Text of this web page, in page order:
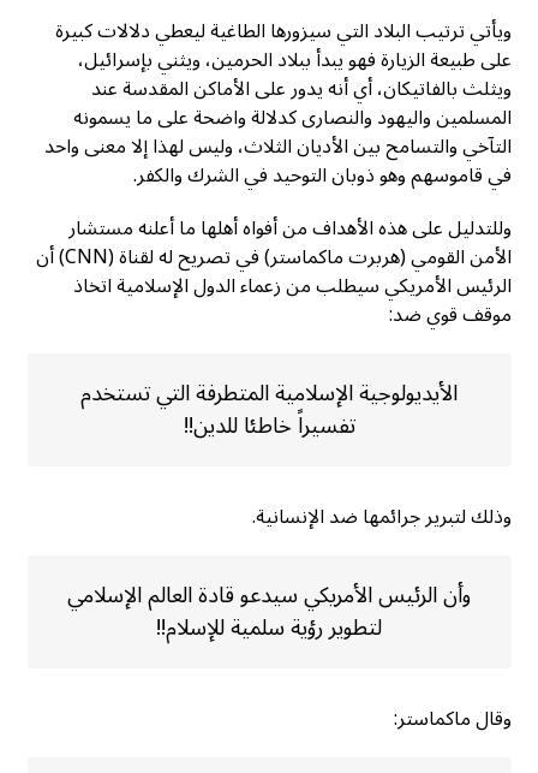
ويأتي ترتيب البلاد التي سيزورها الطاغية ليعطي دلالات كبيرة
على طبيعة الزيارة فهو يبدأ ببلاد الحرمين، ويثني بإسرائيل،
ويثلث بالفاتيكان، أي أنه يدور على الأماكن المقدسة عند
المسلمين واليهود والنصارى كدلالة واضحة على ما يسمونه
التآخي والتسامح بين الأديان الثلاث، وليس لهذا إلا معنى واحد
في قاموسهم وهو ذوبان التوحيد في الشرك والكفر.
وللتدليل على هذه الأهداف من أفواه أهلها ما أعلنه مستشار
الأمن القومي (هربرت ماكماستر) في تصريح له لقناة (CNN) أن
الرئيس الأمريكي سيطلب من زعماء الدول الإسلامية اتخاذ
موقف قوي ضد:
الأيديولوجية الإسلامية المتطرفة التي تستخدم
تفسيراً خاطئا للدين!!
وذلك لتبرير جرائمها ضد الإنسانية.
وأن الرئيس الأمريكي سيدعو قادة العالم الإسلامي
لتطوير رؤية سلمية للإسلام!!
وقال ماكماستر: